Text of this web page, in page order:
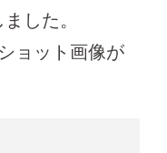
した。
ョット画像が